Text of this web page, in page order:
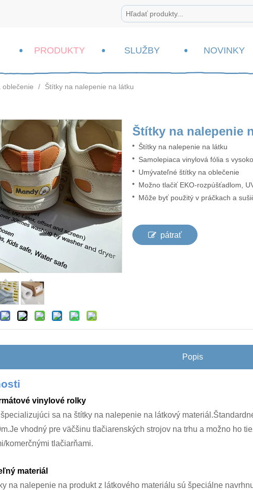
PRODUKTY SLUŽBY NOVINKY
oblečenie / Štítky na nalepenie na látku
Štítky na nalepenie
Štítky na nalepenie na látku
Samolepiaca vinylová fólia s
Umývateľné štítky na oblečenie
Možno tlačiť EKO-rozpúšťadlom,
Môže byť použitý v práčkach a
pátrať
Popis
vinylové rolky
sa na štítky na nalepenie na látkový
vhodný pre väčšinu tlačiarenských strojov na trhu a možno ho
komerčnými tlačiarňami.
materiál
na nalepenie na produkt z látkového materiálu sú špeciálne